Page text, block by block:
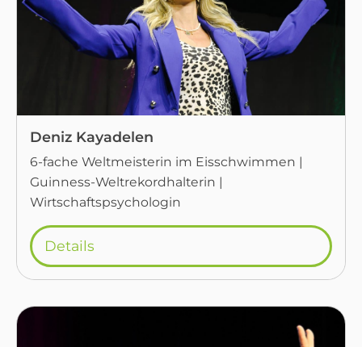
Deniz Kayadelen
6-fache Weltmeisterin im Eisschwimmen |
Guinness-Weltrekordhalterin |
Wirtschaftspsychologin
Details